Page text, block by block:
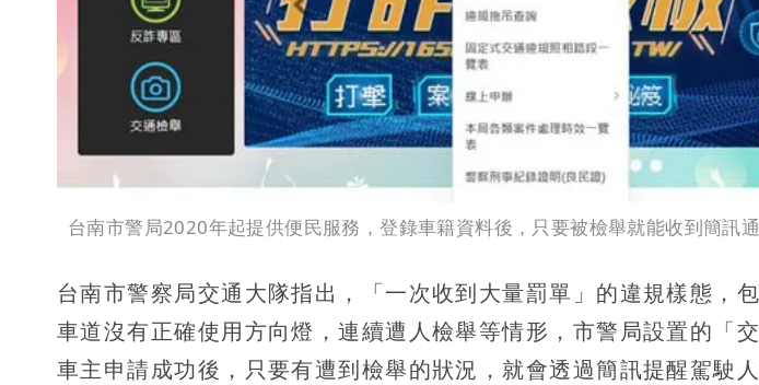
台南市警局2020年起提供便民服務，登錄車籍資料後，只要被檢舉就能收到簡訊
台南市警察局交通大隊指出，「一次收到大量罰單」的違規樣態，
車道沒有正確使用方向燈，連續遭人檢舉等情形，市警局設置的「
車主申請成功後，只要有遭到檢舉的狀況，就會透過簡訊提醒駕駛